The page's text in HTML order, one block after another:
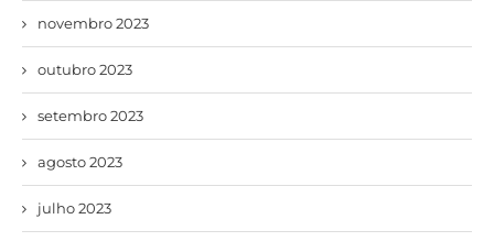
novembro 2023
outubro 2023
setembro 2023
agosto 2023
julho 2023